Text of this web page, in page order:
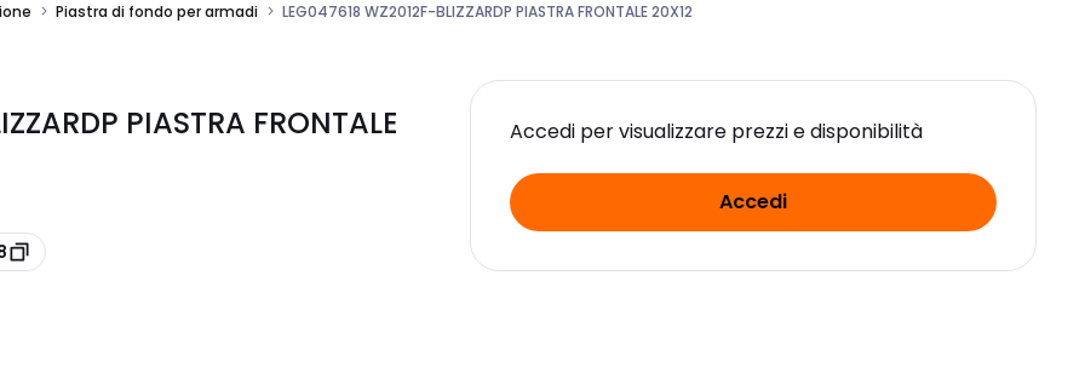
Piastra di fondo per armadi LEG047618 WZ2012F-BLIZZARDP PIASTRA FRONTALE 20X12
PIASTRA FRONTALE
Accedi per visualizzare prezzi e disponibilità
Accedi